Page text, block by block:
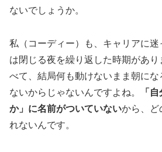
ないでしょうか。
私（コーディー）も、キャリアに
は閉じる夜を繰り返した時期があ
べて、結局何も動けないまま朝にな
ないからじゃないんですよね。
「
か」に名前がついていないから、ど
れないんです。